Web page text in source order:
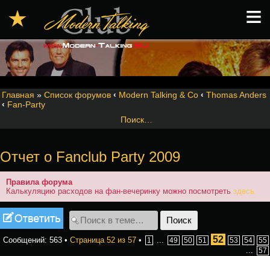
Главная » Список форумов ‹ Modern Talking & Co ‹ Thomas Anders
‹ Fan-Party
Поиск…
Отчет о Fanclub Party 2009
Правила форума
Калькуляцию расходов на фан-вечеринку можно посмотреть здесь
Ответить
Сообщений: 563 • Страница 52 из 57 • 1 ... 49 50 51 52 53 54 55
... 57
★ ≡